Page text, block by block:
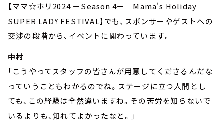
【ママ☆ホリ2024 ーSeason 4ー Mama's Holiday
SUPER LADY FESTIVAL】でも、スポンサーやゲストへの
交渉の段階から、イベントに関わっています。
中村
「こうやってスタッフの皆さんが用意してくださるんだな
っていうこともわかるのでね。ステージに立つ人間とし
ても、この経験は全然違いますね。その苦労を知らないで
いるよりも、知れてよかったなと。」